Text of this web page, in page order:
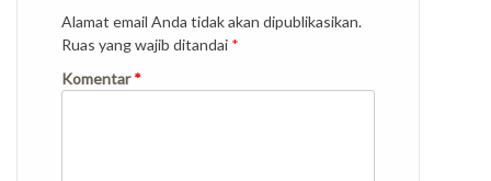
Alamat email Anda tidak akan dipublikasikan.
Ruas yang wajib ditandai *
Komentar*